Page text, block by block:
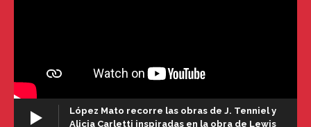
López Mato recorre las obras de J. Tenniel y
Alicia Carletti inspiradas en la obra de Lewis